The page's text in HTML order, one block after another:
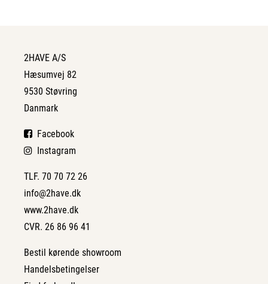
2HAVE A/S
Hæsumvej 82
9530 Støvring
Danmark
Facebook
Instagram
TLF. 70 70 72 26
info@2have.dk
www.2have.dk
CVR. 26 86 96 41
Bestil kørende showroom
Handelsbetingelser